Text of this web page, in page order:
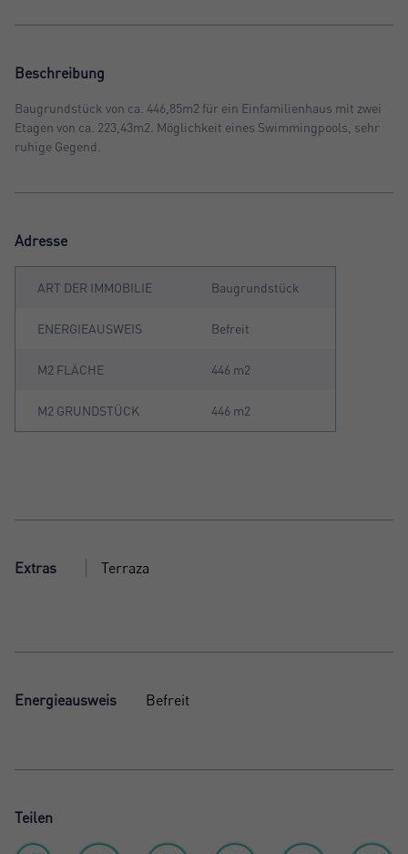
Beschreibung
Baugrundstück von ca. 446,85m2 für ein Einfamilienhaus mit zwei
Etagen von ca. 223,43m2. Möglichkeit eines Swimmingpools, sehr
ruhige Gegend.
Adresse
ART DER IMMOBILIE Baugrundstück
ENERGIEAUSWEIS Befreit
M2 FLÄCHE 446 m2
M2 GRUNDSTÜCK 446 m2
Extras Terraza
Energieausweis Befreit
Teilen